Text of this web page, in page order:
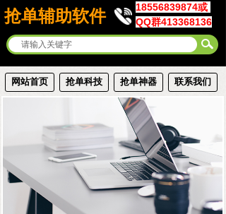
抢单辅助软件
18556839874或
QQ群413368136
网站首页 抢单科技 抢单神器 联系我们